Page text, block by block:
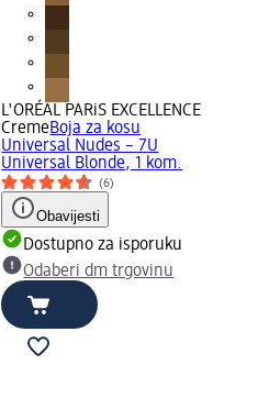
L'ORÉAL PARiS EXCELLENCE
CremeBoja za kosu
Universal Nudes – 7U
Universal Blonde, 1 kom.
(6)
Obavijesti
Dostupno za isporuku
Odaberi dm trgovinu